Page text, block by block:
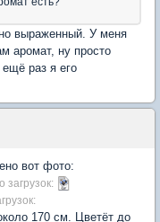
выраженный. У меня
аромат, ну просто
раз я его
вот фото:
загрузок:
170 см. Цветёт до